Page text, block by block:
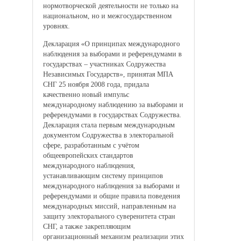
нормотворческой деятельности не только на
национальном, но и межгосударственном
уровнях.
Декларация «О принципах международного
наблюдения за выборами и референдумами в
государствах – участниках Содружества
Независимых Государств», принятая МПА
СНГ 25 ноября 2008 года, придала
качественно новый импульс
международному наблюдению за выборами и
референдумами в государствах Содружества.
Декларация стала первым международным
документом Содружества в электоральной
сфере, разработанным с учётом
общеевропейских стандартов
международного наблюдения,
устанавливающим систему принципов
международного наблюдения за выборами и
референдумами и общие правила поведения
международных миссий, направленным на
защиту электорального суверенитета стран
СНГ, а также закрепляющим
организационный механизм реализации этих